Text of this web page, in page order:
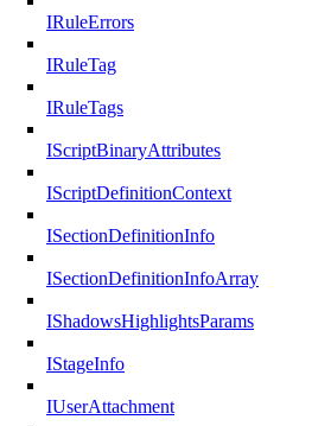
IRuleErrors
IRuleTag
IRuleTags
IScriptBinaryAttributes
IScriptDefinitionContext
ISectionDefinitionInfo
ISectionDefinitionInfoArray
IShadowsHighlightsParams
IStageInfo
IUserAttachment